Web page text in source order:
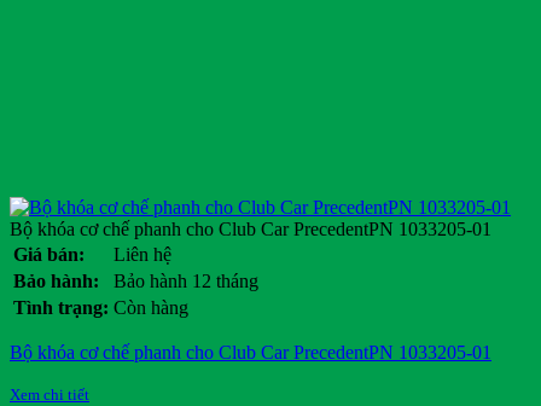
Bộ khóa cơ chế phanh cho Club Car PrecedentPN 1033205-01
Giá bán:
Liên hệ
Bảo hành:
Bảo hành 12 tháng
Tình trạng: Còn hàng
Bộ khóa cơ chế phanh cho Club Car PrecedentPN 1033205-01
Xem chi tiết